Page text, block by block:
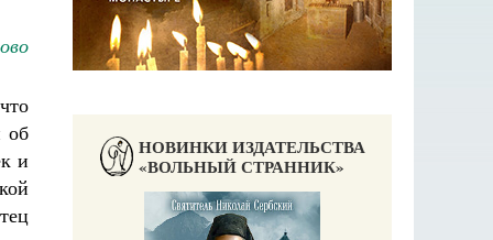
об
и
НОВИНКИ ИЗДАТЕЛЬСТВА
«ВОЛЬНЫЙ СТРАННИК»